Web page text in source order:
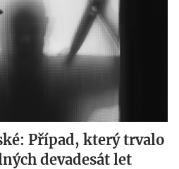
Případ, který trvalo
devadesát let